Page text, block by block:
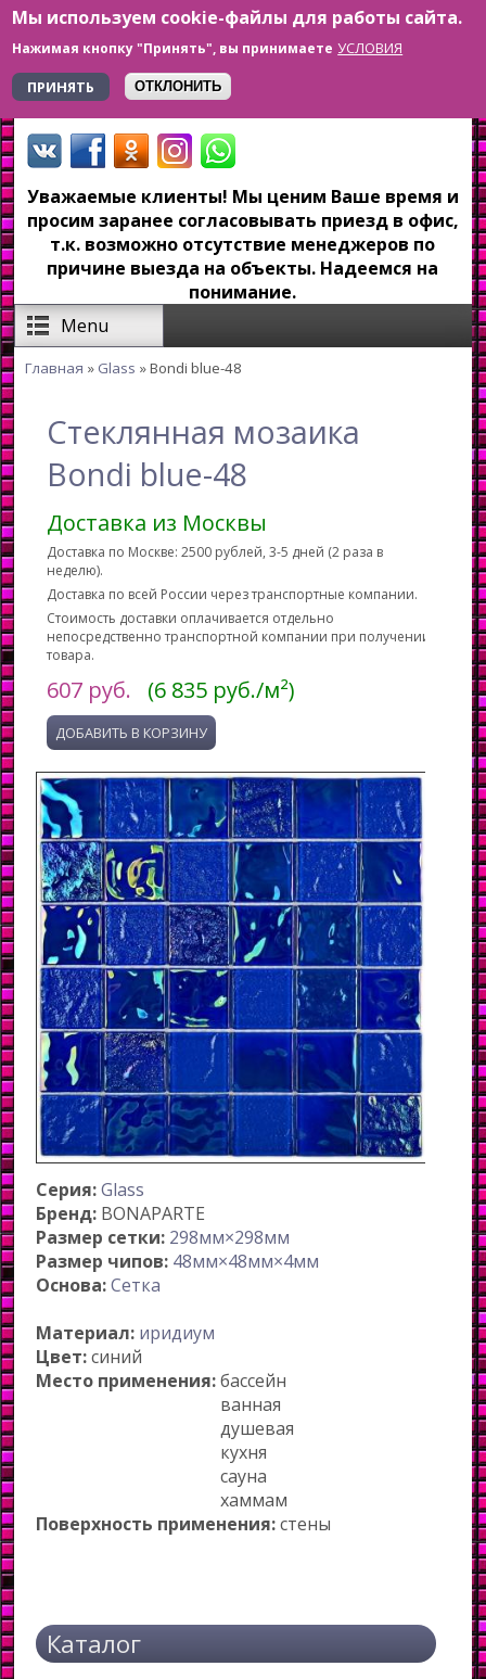
Мы используем cookie-файлы для работы сайта.
Нажимая кнопку "Принять", вы принимаете УСЛОВИЯ
ПРИНЯТЬ
ОТКЛОНИТЬ
Перейти к основному содержанию
+7 923 179-6-279
Уважаемые клиенты! Мы ценим Ваше время и
просим заранее согласовывать приезд в офис,
т.к. возможно отсутствие менеджеров по
причине выезда на объекты. Надеемся на
понимание.
Menu
Главная » Glass » Bondi blue-48
Стеклянная мозаика
Bondi blue-48
Доставка из Москвы
Доставка по Москве: 2500 рублей, 3-5 дней (2 раза в
неделю).
Доставка по всей России через транспортные компании.
Стоимость доставки оплачивается отдельно
непосредственно транспортной компании при получении
товара.
607 руб. (6 835 руб./м²)
Серия:Glass
Бренд: BONAPARTE
Размер сетки: 298мм×298мм
Размер чипов: 48мм×48мм×4мм
Основа:Сетка
Материал: иридиум
Цвет:синий
Место применения:бассейн
ванная
душевая
кухня
сауна
хаммам
Поверхность применения:стены
Каталог